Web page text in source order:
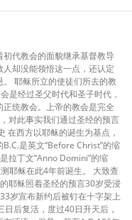
代教会的面貌继承基督教导
却没能领悟这一点，还认定
耶稣所立的使徒们所去的教
是经过圣父时代和圣子时代，
统教会。上帝的教会是完全
对此事实我们通过圣经的预言
在西方以耶稣的诞生为基点，
是英文“Before Christ”的缩
拉丁文“Anno Domini”的缩
耶稣在此4年前诞生。 大致查
耶稣照着圣经的预言30岁受浸
岁宣布新约后被钉在十字架上
后复活，度过40日升天后，